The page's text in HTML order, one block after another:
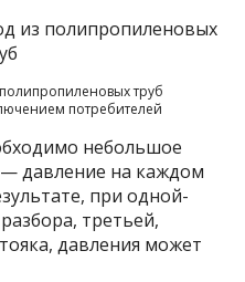
труб
потребителей
небольшое
— давление на каждом
при одной-
третьей,
давления может